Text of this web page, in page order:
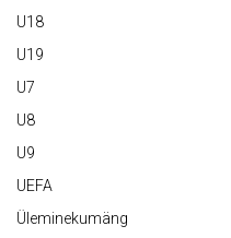
U18
U19
U7
U8
U9
UEFA
Üleminekumäng